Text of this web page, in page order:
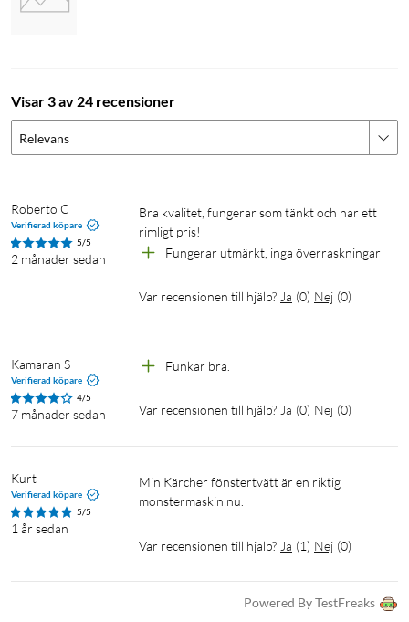
Visar 3 av 24 recensioner
Relevans
Roberto C
Verifierad köpare
5/5
2 månader sedan
Bra kvalitet, fungerar som tänkt och har ett
rimligt pris!
Fungerar utmärkt, inga överraskningar
Var recensionen till hjälp? Ja (0) Nej (0)
Kamaran S
Verifierad köpare
4/5
7 månader sedan
Funkar bra.
Var recensionen till hjälp? Ja (0) Nej (0)
Kurt
Verifierad köpare
5/5
1 år sedan
Min Kärcher fönstertvätt är en riktig
monstermaskin nu.
Var recensionen till hjälp? Ja (1) Nej (0)
Powered By TestFreaks